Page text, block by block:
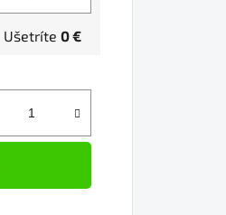
Ušetríte 0 €